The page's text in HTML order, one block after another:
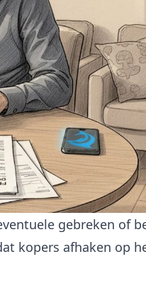
gebreken of
kopers afhaken op